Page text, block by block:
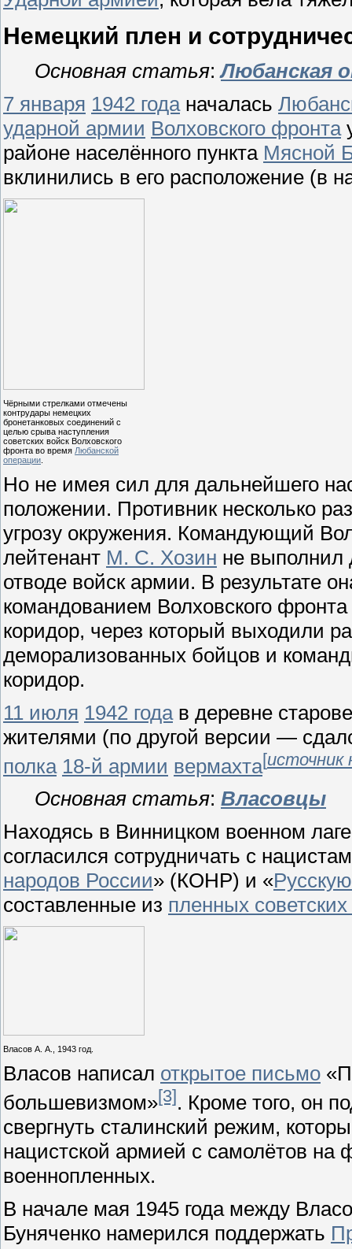
Немецкий плен и
Основная статья:Любанская
7 января 1942 годаначалась
ударной армии Волховского фронта
районе населённого пункта Мясной
вклинились в его расположение (в
Чёрными стрелками отмечены
контрудары немецких
бронетанковых соединений с
целью срыва наступления
советских войск Волховского
фронта во время Любанской
операции
Но не имея сил для дальнейшего
положении. Противник несколько
угрозу окружения. Командующий
лейтенант М. С. Хозин не выполнил
отводе войск армии. В результате
командованием Волховского
коридор, через который выходили
деморализованных бойцов и
коридор.
11 июля 1942 годав деревне
жителями (по другой версии —
полка 18-й армии вермахта[источник
Основная статья: Власовцы
Находясь в Винницком военном
согласился сотрудничать с
народов России» (КОНР) и «
составленные из пленных
Власов А. А., 1943 год.
Власов написал открытое письмо
большевизмом»[3] . Кроме того, он
свергнуть сталинский режим,
нацистской армией с самолётов на
военнопленных.
В начале мая 1945 года между
Буняченко намерился поддержать